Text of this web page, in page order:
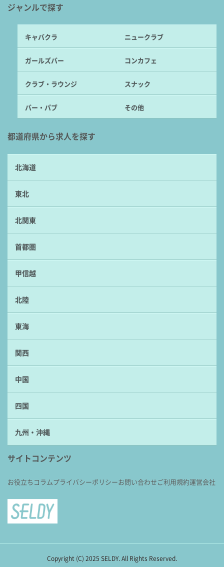
ジャンルで探す
キャバクラ ニュークラブ
ガールズバー コンカフェ
クラブ・ラウンジ スナック
バー・パブ その他
都道府県から求人を探す
北海道
東北
北関東
首都圏
甲信越
北陸
東海
関西
中国
四国
九州・沖縄
サイトコンテンツ
お役立ちコラムプライバシーポリシーお問い合わせご利用規約運営会社
Copyright (C) 2025 SELDY. All Rights Reserved.